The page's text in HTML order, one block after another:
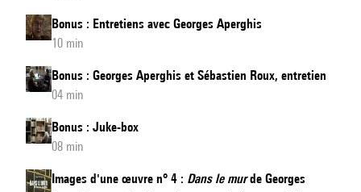
Bonus : Entretiens avec Georges Aperghis
10 min
Bonus : Georges Aperghis et Sébastien Roux, entretien
04 min
Bonus : Juke-box
08 min
Images d'une œuvre n° 4 : Dans le murde Georges